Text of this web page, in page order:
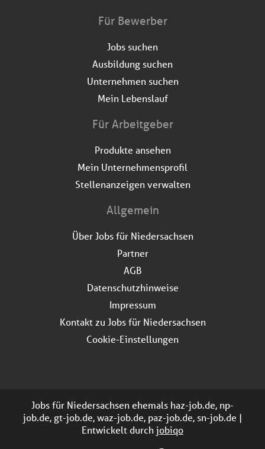
Für Bewerber
Jobs suchen
Ausbildung suchen
Unternehmen suchen
Mein Lebenslauf
Für Arbeitgeber
Produkte ansehen
Mein Unternehmensprofil
Stellenanzeigen verwalten
Allgemein
Über Jobs für Niedersachsen
Partner
AGB
Datenschutzhinweise
Impressum
Kontakt zu Jobs für Niedersachsen
Cookie-Einstellungen
Jobs für Niedersachsen ehemals haz-job.de, np-
job.de, gt-job.de, waz-job.de, paz-job.de, sn-job.de |
Entwickelt durchjobiqo